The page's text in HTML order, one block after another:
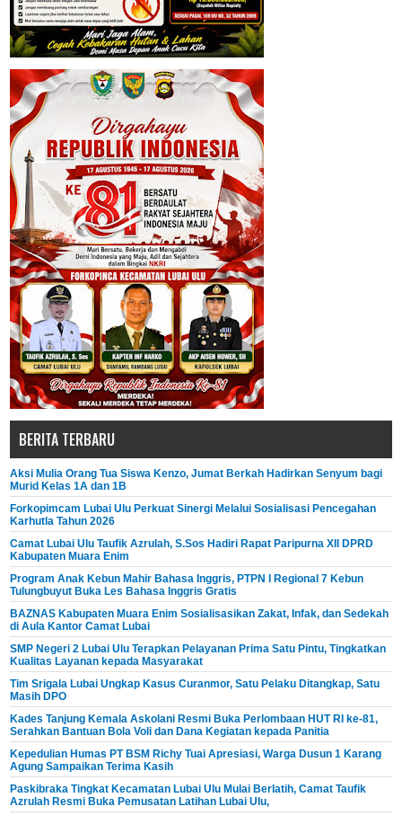
BERITA TERBARU
Aksi Mulia Orang Tua Siswa Kenzo, Jumat Berkah Hadirkan Senyum bagi
Murid Kelas 1A dan 1B
Forkopimcam Lubai Ulu Perkuat Sinergi Melalui Sosialisasi Pencegahan
Karhutla Tahun 2026
Camat Lubai Ulu Taufik Azrulah, S.Sos Hadiri Rapat Paripurna XII DPRD
Kabupaten Muara Enim
Program Anak Kebun Mahir Bahasa Inggris, PTPN I Regional 7 Kebun
Tulungbuyut Buka Les Bahasa Inggris Gratis
BAZNAS Kabupaten Muara Enim Sosialisasikan Zakat, Infak, dan Sedekah
di Aula Kantor Camat Lubai
SMP Negeri 2 Lubai Ulu Terapkan Pelayanan Prima Satu Pintu, Tingkatkan
Kualitas Layanan kepada Masyarakat
Tim Srigala Lubai Ungkap Kasus Curanmor, Satu Pelaku Ditangkap, Satu
Masih DPO
Kades Tanjung Kemala Askolani Resmi Buka Perlombaan HUT RI ke-81,
Serahkan Bantuan Bola Voli dan Dana Kegiatan kepada Panitia
Kepedulian Humas PT BSM Richy Tuai Apresiasi, Warga Dusun 1 Karang
Agung Sampaikan Terima Kasih
Paskibraka Tingkat Kecamatan Lubai Ulu Mulai Berlatih, Camat Taufik
Azrulah Resmi Buka Pemusatan Latihan Lubai Ulu,